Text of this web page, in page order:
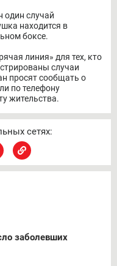
один случай
находится в
боксе.
линия» для тех, кто
случаи
просят сообщать о
по телефону
жительства.
сетях:
заболевших